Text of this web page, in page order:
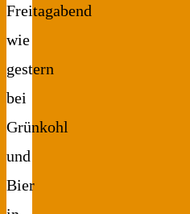
Freitagabend
wie
gestern
bei
Grünkohl
und
Bier